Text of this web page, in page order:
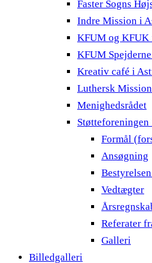
Faster Sogns
Indre Mission i
KFUM og KFUK
KFUM
Kreativ café i
Luthersk
Menighedsrådet
Formål
Ansøgning
Vedtægter
Referater
Galleri
Billedgalleri